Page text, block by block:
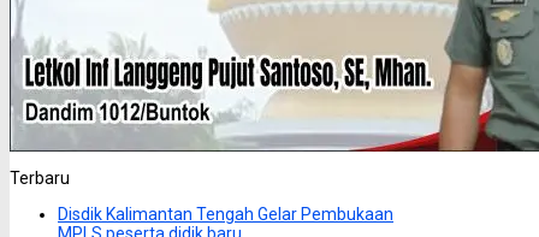
Terbaru
Disdik Kalimantan Tengah Gelar Pembukaan